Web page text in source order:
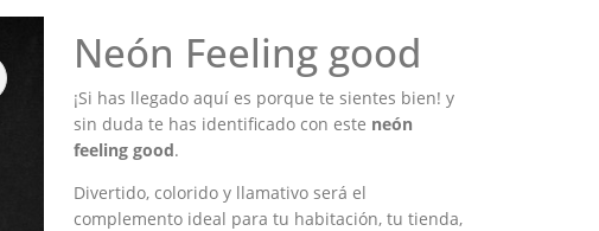
Neón Feeling good
¡Si has llegado aquí es porque te sientes bien! y
sin duda te has identificado con este neón
feeling good.
Divertido, colorido y llamativo será el
complemento ideal para tu habitación, tu tienda,